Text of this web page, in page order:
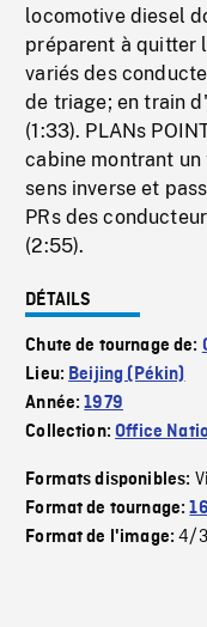
locomotive diesel
préparent à quitter
variés des
de triage; en train
(1:33). PLANs
cabine montrant
sens inverse et
PRs des
(2:55).
DÉTAILS
Chute de tournage de:
Lieu: Beijing (Pékin)
Année:1979
Collection:Office
Formats disponibles:
Format de tournage:
Format de l'image:4/3